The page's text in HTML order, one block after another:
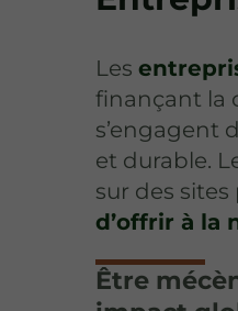
Les
finançant la
s’engagent
et durable.
sur des
d’offrir à la
Être